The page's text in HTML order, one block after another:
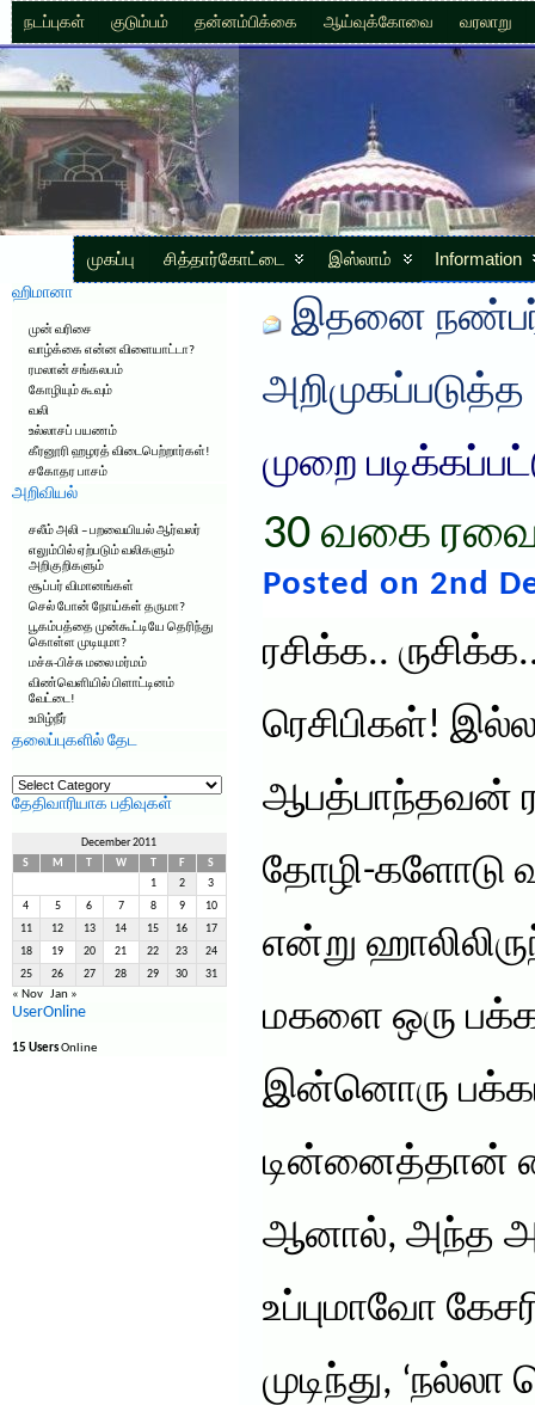
நடப்புகள் குடும்பம் தன்னம்பிக்கை ஆய்வுக்கோவை வரலாறு
முகப்பு சித்தார்கோட்டை இஸ்லாம் Information
ஹிமானா
முன் வரிசை
வாழ்க்கை என்ன விளையாட்டா?
ரமலான் சங்கலபம்
கோழியும் கூவும்
வலி
உல்லாசப் பயணம்
கீரனூரி ஹழரத் விடைபெற்றார்கள்!
சகோதர பாசம்
அறிவியல்
சலீம் அலி – பறவையியல் ஆர்வலர்
எலும்பில் ஏற்படும் வலிகளும்
அறிகுறிகளும்
சூப்பர் விமானங்கள்
செல் போன் நோய்கள் தருமா?
பூகம்பத்தை முன்கூட்டியே தெரிந்து
கொள்ள முடியுமா?
மச்சு-பிச்சு மலை மர்மம்
விண்வெளியில் பிளாட்டினம்
வேட்டை!
உமிழ்நீர்
தலைப்புகளில் தேட
தலைப்புகளில்
தேட
தேதிவாரியாக பதிவுகள்
December 2011
S
M W F
S
1
2 3
4 5 6 7 8 9 10
11 12 13 14 15 16 17
18 19 20 21 22 23 24
25 26 27 28 29 30 31
« Nov Jan »
UserOnline
15 UsersOnline
இதனை
அறிமுகப்படுத்த
முறை
30 வகை ரவை
Posted on 2nd
ரசிக்க..
ரெசிபிகள்!
ஆபத்பாந்தவன்
தோழி-களோடு
என்று
மகளை ஒரு
இன்னொரு
டின்னைத்தான்
ஆனால், அந்த
உப்புமாவோ
முடிந்து,